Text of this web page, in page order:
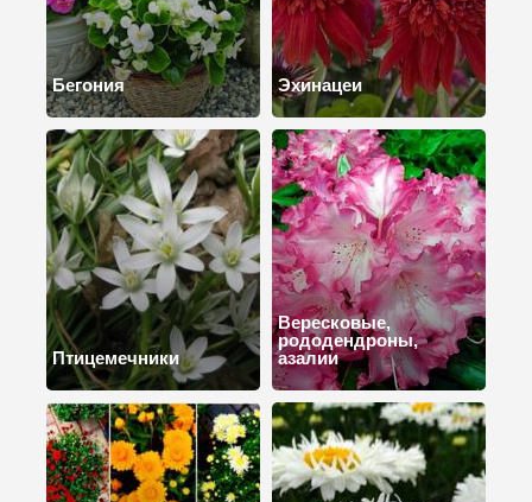
Бегония Эхинацеи
Птицемечники
Вересковые,
рододендроны,
азалии